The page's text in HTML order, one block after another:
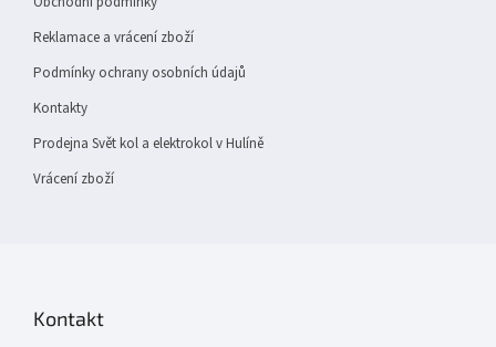
Reklamace a vrácení zboží
Podmínky ochrany osobních údajů
Kontakty
Prodejna Svět kol a elektrokol v Hulíně
Vrácení zboží
Kontakt